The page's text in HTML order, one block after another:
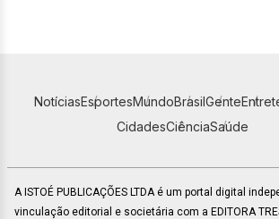
NotíciasEsportesMundoBrasilGente
CidadesCiênciaSaúde
A ISTOÉ PUBLICAÇÕES LTDA é um portal digital
vinculação editorial e societária com a EDITORA